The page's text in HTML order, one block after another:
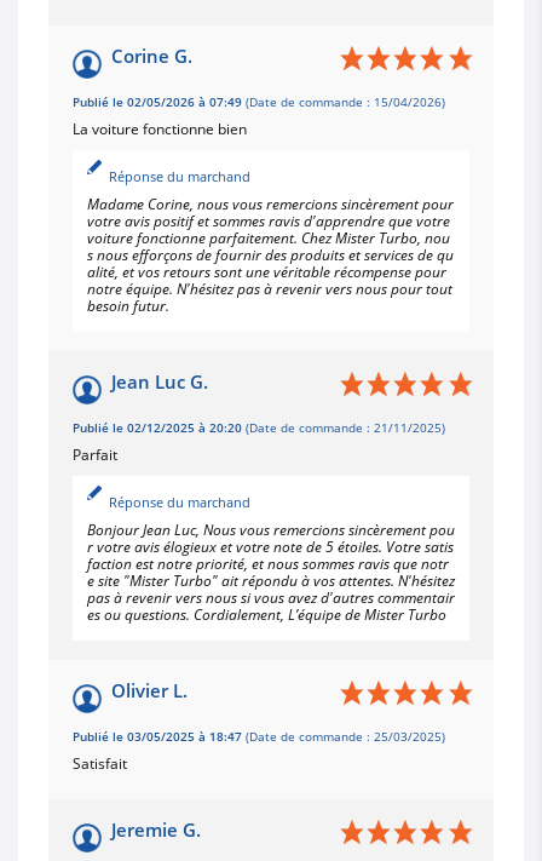
Corine G.
Publié le 02/05/2026 à 07:49 (Date de commande : 15/04/2026)
La voiture fonctionne bien
Réponse du marchand
Madame Corine, nous vous remercions sincèrement pour
votre avis positif et sommes ravis d'apprendre que votre
voiture fonctionne parfaitement. Chez Mister Turbo, nou
s nous efforçons de fournir des produits et services de qu
alité, et vos retours sont une véritable récompense pour
notre équipe. N'hésitez pas à revenir vers nous pour tout
besoin futur.
Jean Luc G.
Publié le 02/12/2025 à 20:20 (Date de commande : 21/11/2025)
Parfait
Réponse du marchand
Bonjour Jean Luc, Nous vous remercions sincèrement pou
r votre avis élogieux et votre note de 5 étoiles. Votre satis
faction est notre priorité, et nous sommes ravis que notr
e site "Mister Turbo" ait répondu à vos attentes. N'hésitez
pas à revenir vers nous si vous avez d'autres commentair
es ou questions. Cordialement, L’équipe de Mister Turbo
Olivier L.
Publié le 03/05/2025 à 18:47 (Date de commande : 25/03/2025)
Satisfait
Jeremie G.